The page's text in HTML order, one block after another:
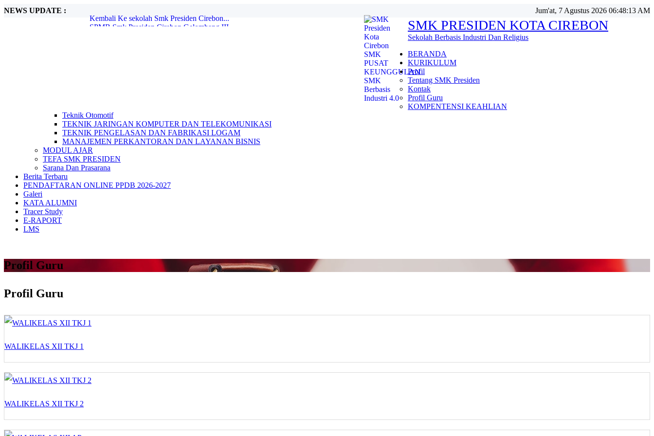
NEWS UPDATE :
SPMB Smk Presiden Cirebon Gelombang III...
Jum'at, 7 Agustus 2026 06:48:15 AM
SMK PRESIDEN KOTA CIREBON
Sekolah Berbasis Industri Dan Religius
BERANDA
KURIKULUM
Profil
Tentang SMK Presiden
Kontak
Profil Guru
KOMPENTENSI KEAHLIAN
Teknik Otomotif
TEKNIK JARINGAN KOMPUTER DAN TELEKOMUNIKASI
TEKNIK PENGELASAN DAN FABRIKASI LOGAM
MANAJEMEN PERKANTORAN DAN LAYANAN BISNIS
MODUL AJAR
TEFA SMK PRESIDEN
Sarana Dan Prasarana
Berita Terbaru
PENDAFTARAN ONLINE PPDB 2026-2027
Galeri
KATA ALUMNI
Tracer Study
E-RAPORT
LMS
Profil Guru
Profil Guru
WALIKELAS XII TKJ 1
WALIKELAS XII TKJ 2